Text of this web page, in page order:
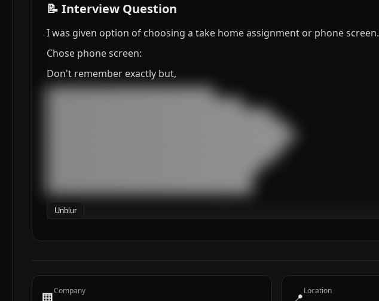
📝 Interview Question
I was given option of choosing a take home assignment or phone screen.
Chose phone screen:
Don't remember exactly but,
███████████████████████████████████
█████████████████████████████████████████
███████████████████████████████████████████████
██████████████████████████████████████████████████
██████████████████████████████████████████████████
████████████████████████████████████████████████
█████████████████████████████████████████████
███████████████████████████████████████████
Unblur
Company Location